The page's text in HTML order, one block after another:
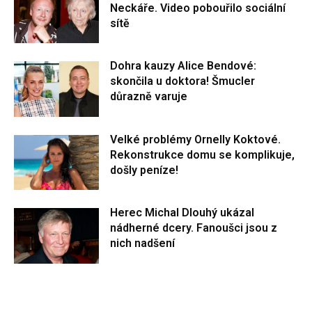
Neckáře. Video pobouřilo sociální
sítě
Dohra kauzy Alice Bendové:
skončila u doktora! Šmucler
důrazně varuje
Velké problémy Ornelly Koktové.
Rekonstrukce domu se komplikuje,
došly peníze!
Herec Michal Dlouhý ukázal
nádherné dcery. Fanoušci jsou z
nich nadšení